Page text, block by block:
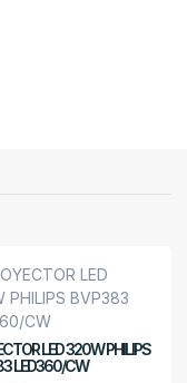
LED 320W PHILIPS
LED360/CW